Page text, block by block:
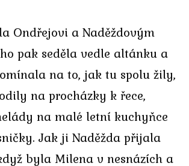
Ondřejovi a Naděždovým
pak seděla vedle altánku a
na to, jak tu spolu žily,
na procházky k řece,
na malé letní kuchyňce
Jak ji Naděžda přijala
byla Milena v nesnázích a